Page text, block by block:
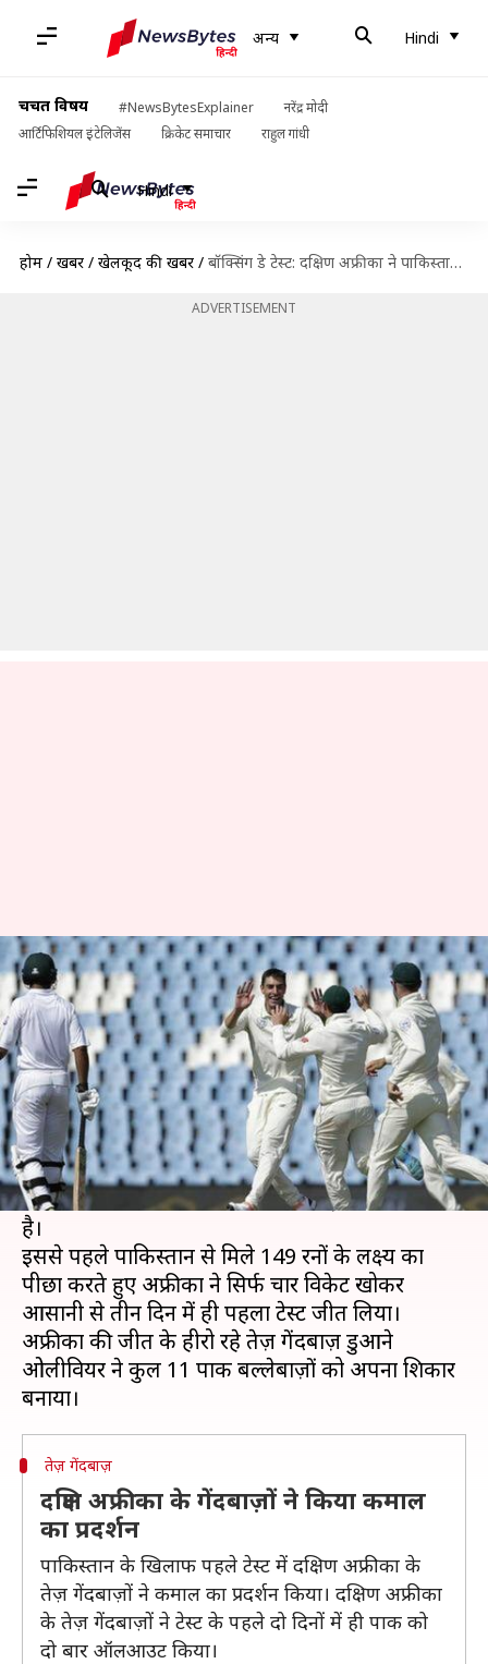
अन्य Hindi
चर्चित विषय #NewsBytesExplainer
नरेंद्र मोदी
आर्टिफिशियल इंटेलिजेंस
क्रिकेट समाचार राहुल गांधी
Hindi
होम / खबरें / खेलकूद की खबरें / बॉक्सिंग डे टेस्ट: दक्षिण अफ्रीका ने पाकिस्तान को 6 विकेट से दी मात
ADVERTISEMENT
बॉक्सिंग डे टेस्ट: दक्षिण अफ्रीका ने
पाकिस्तान को 6 विकेट से दी मात
लेखन मोहम्मद वाहिद Dec 28, 2018 07:34 pm
क्या है खबर?
दक्षिण अफ्रीका और पाकिस्तान के बीच पहले टेस्ट में
अफ्रीका ने पाकिस्तान को 6 विकेट से हरा दिया। इसके
साथ ही अफ्रीका ने सीरीज़ में 1-0 की बढ़त भी बना ली
है।
इससे पहले पाकिस्तान से मिले 149 रनों के लक्ष्य का
पीछा करते हुए अफ्रीका ने सिर्फ चार विकेट खोकर
आसानी से तीन दिन में ही पहला टेस्ट जीत लिया।
अफ्रीका की जीत के हीरो रहे तेज़ गेंदबाज़ डुआने
ओलीवियर ने कुल 11 पाक बल्लेबाज़ों को अपना शिकार
तेज़ गेंदबाज़
दक्षिण अफ्रीका के गेंदबाज़ों ने किया कमाल
का प्रदर्शन
पाकिस्तान के खिलाफ पहले टेस्ट में दक्षिण अफ्रीका के
तेज़ गेंदबाज़ों ने कमाल का प्रदर्शन किया। दक्षिण अफ्रीका
के तेज़ गेंदबाज़ों ने टेस्ट के पहले दो दिनों में ही पाक को
दो बार ऑलआउट किया।